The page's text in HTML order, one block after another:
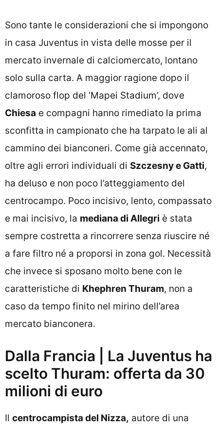
Sono tante le considerazioni che si impongono
in casa Juventus in vista delle mosse per il
mercato invernale di calciomercato, lontano
solo sulla carta. A maggior ragione dopo il
clamoroso flop del ‘Mapei Stadium’, dove
Chiesa e compagni hanno rimediato la prima
sconfitta in campionato che ha tarpato le ali al
cammino dei bianconeri. Come già accennato,
oltre agli errori individuali di Szczesny e Gatti,
ha deluso e non poco l’atteggiamento del
centrocampo. Poco incisivo, lento, compassato
e mai incisivo, la mediana di Allegri è stata
sempre costretta a rincorrere senza riuscire né
a fare filtro né a proporsi in zona gol. Necessità
che invece si sposano molto bene con le
caratteristiche di Khephren Thuram, non a
caso da tempo finito nel mirino dell’area
mercato bianconera.
Dalla Francia | La Juventus ha
scelto Thuram: offerta da 30
milioni di euro
Il centrocampista del Nizza, autore di una